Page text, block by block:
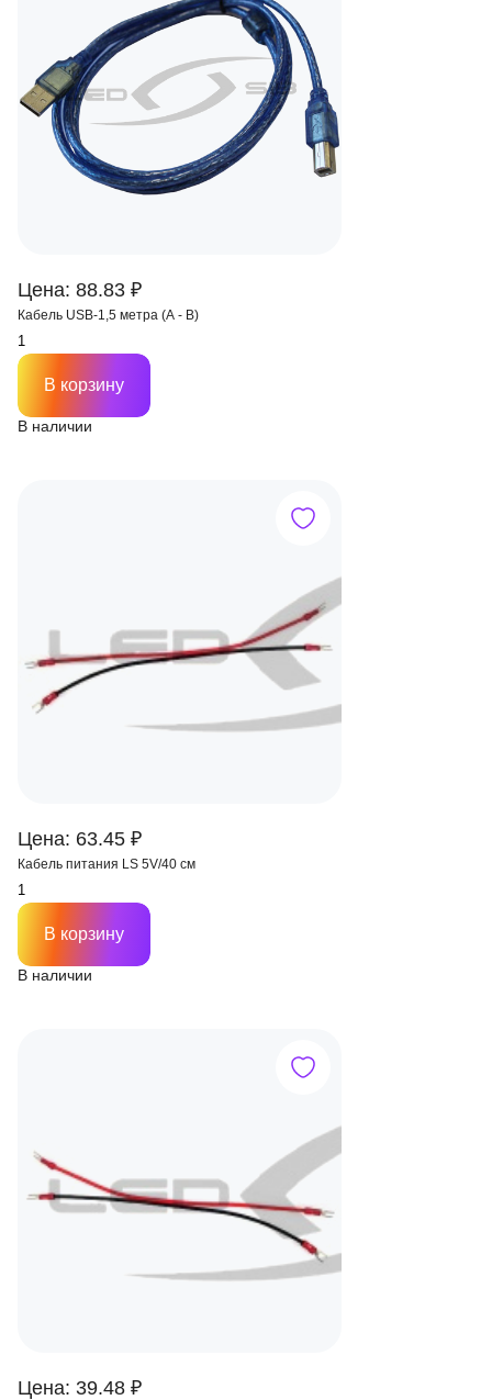
Цена: 88.83 ₽
Кабель USB-1,5 метра (А - В)
В наличии
В корзину
Цена: 63.45 ₽
Кабель питания LS 5V/40 см
В наличии
В корзину
Цена: 39.48 ₽